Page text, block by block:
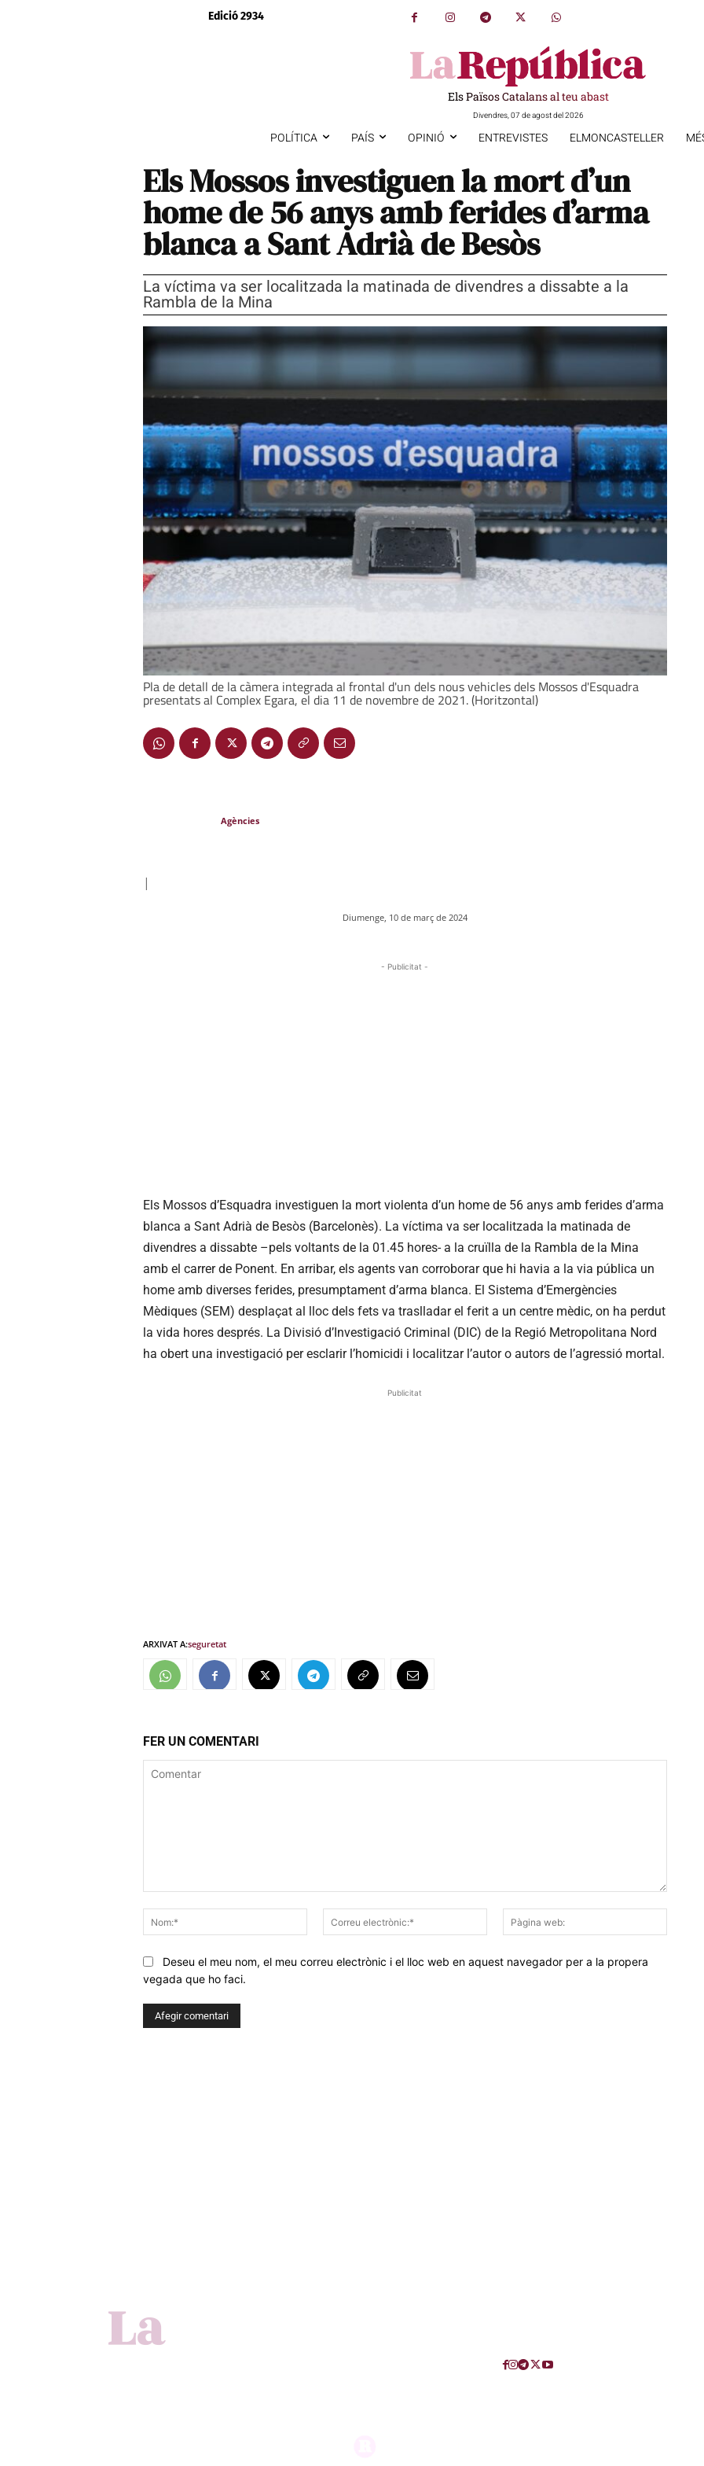
Edició 2934
Els Països Catalans al teu abast
Divendres, 07 de agost del 2026
POLÍTICA PAÍS OPINIÓ ENTREVISTES ELMONCASTELLER
Els Mossos investiguen la mort d’un
home de 56 anys amb ferides d’arma
blanca a Sant Adrià de Besòs
La víctima va ser localitzada la matinada de divendres a dissabte a la
Rambla de la Mina
Pla de detall de la càmera integrada al frontal d'un dels nous vehicles dels Mossos d'Esquadra
presentats al Complex Egara, el dia 11 de novembre de 2021. (Horitzontal)
Agències
|
Diumenge, 10 de març de 2024
- Publicitat -
Els Mossos d’Esquadra investiguen la mort violenta d’un home de 56 anys amb ferides d’arma
blanca a Sant Adrià de Besòs (Barcelonès). La víctima va ser localitzada la matinada de
divendres a dissabte –pels voltants de la 01.45 hores- a la cruïlla de la Rambla de la Mina
amb el carrer de Ponent. En arribar, els agents van corroborar que hi havia a la via pública un
home amb diverses ferides, presumptament d’arma blanca. El Sistema d’Emergències
Mèdiques (SEM) desplaçat al lloc dels fets va traslladar el ferit a un centre mèdic, on ha perdut
la vida hores després. La Divisió d’Investigació Criminal (DIC) de la Regió Metropolitana Nord
ha obert una investigació per esclarir l’homicidi i localitzar l’autor o autors de l’agressió mortal.
Publicitat
ARXIVAT A:seguretat
FER UN COMENTARI
Nom:*
Correu
electrònic:*
web:
Deseu el meu nom, el meu correu electrònic i el lloc web en aquest navegador per a la propera
vegada que ho faci.